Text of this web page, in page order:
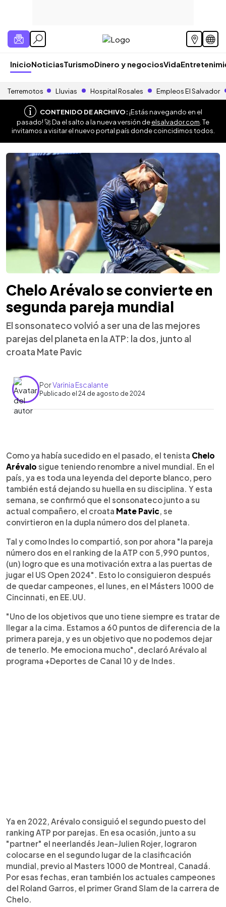
InicioNoticiasTurismoDinero y negociosVida
Terremotos Lluvias Hospital Rosales Empleos El Salvador
CONTENIDO DE ARCHIVO:¡Estás navegando en el
pasado! 🚀 Da el salto a la nueva versión deelsalvador.com . Te
invitamos a visitar el nuevo portal país donde coincidimos todos.
Chelo Arévalo se convierte en
segunda pareja mundial
El sonsonateco volvió a ser una de las mejores
parejas del planeta en la ATP: la dos, junto al
croata Mate Pavic
PorVarinia Escalante
Publicado el 24 de agosto de 2024
Escuchar artículo
Como ya había sucedido en el pasado, el tenista Chelo
Arévalo sigue teniendo renombre a nivel mundial. En el
país, ya es toda una leyenda del deporte blanco, pero
también está dejando su huella en su disciplina. Y esta
semana, se confirmó que el sonsonateco junto a su
actual compañero, el croata Mate Pavic, se
convirtieron en la dupla número dos del planeta.
Tal y como Indes lo compartió, son por ahora "la pareja
número dos en el ranking de la ATP con 5,990 puntos,
(un) logro que es una motivación extra a las puertas de
jugar el US Open 2024". Esto lo consiguieron después
de quedar campeones, el lunes, en el Másters 1000 de
Cincinnati, en EE.UU.
"Uno de los objetivos que uno tiene siempre es tratar de
llegar a la cima. Estamos a 60 puntos de diferencia de la
primera pareja, y es un objetivo que no podemos dejar
de tenerlo. Me emociona mucho", declaró Arévalo al
programa +Deportes de Canal 10 y de Indes.
Ya en 2022, Arévalo consiguió el segundo puesto del
ranking ATP por parejas. En esa ocasión, junto a su
"partner" el neerlandés Jean-Julien Rojer, lograron
colocarse en el segundo lugar de la clasificación
mundial, previo al Masters 1000 de Montreal, Canadá.
Por esas fechas, eran también los actuales campeones
del Roland Garros, el primer Grand Slam de la carrera de
Chelo.